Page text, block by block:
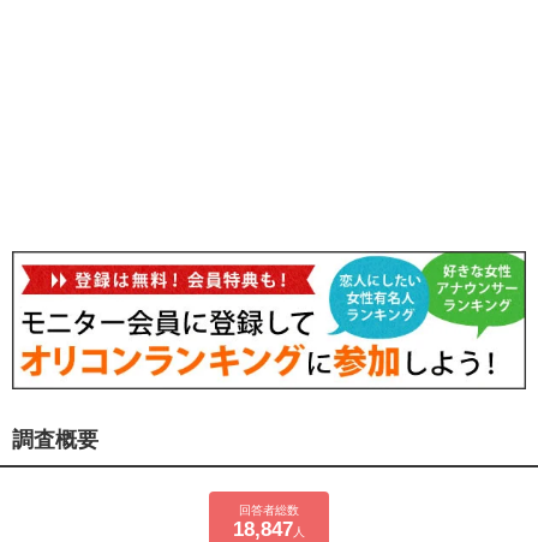
調査概要
回答者総数
18,847 人